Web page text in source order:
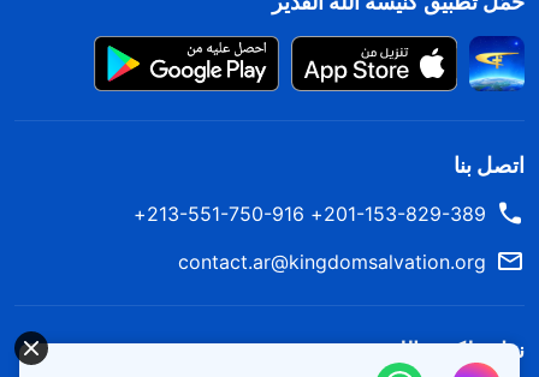
اتصل بنا
201-153-829-389+ 213-551-750-916+
contact.ar@kingdomsalvation.org
نزل ملكوت الله.